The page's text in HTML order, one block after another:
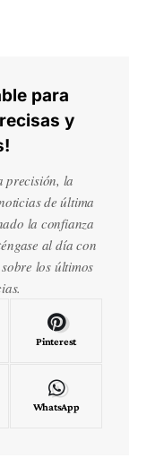
para
y
precisión, la
de última
la confianza
al día con
los últimos
Pinterest
WhatsApp